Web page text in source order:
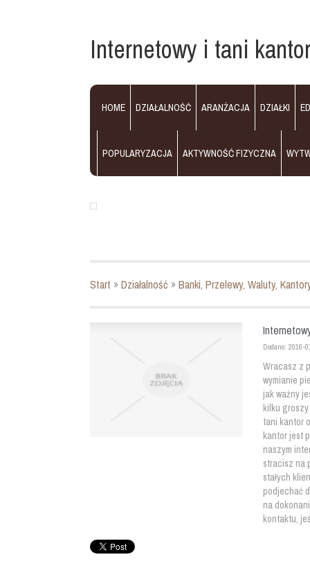
Internetowy i tani
HOME DZIAŁALNOŚĆ ARANŻACJA DZIAŁKI
POPULARYZACJA AKTYWNOŚĆ FIZYCZNA
Start »Działalność »Banki, Przelewy, Waluty,
Dodano: 2016-
Wracasz z
wymianie
jak ważny
kilku
tani kantor
kantor jest
naszym
stracisz na
stałych
podjechać
na
kontaktu,